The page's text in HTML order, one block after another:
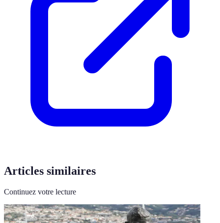
Articles similaires
Continuez votre lecture